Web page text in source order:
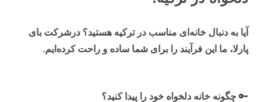
به دنبالخانه‌ای مناسبدر ترکیههستید؟درشرکت بای
پارلا، ما این فرآیند رابرای شماسادهوراحتکرده‌ایم.
چگونهخانهدلخواهخودراپیداکنید؟